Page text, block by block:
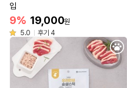
입
9% 19,000원
5.0
후기 4